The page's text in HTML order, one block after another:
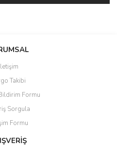
siz yapın!
görüntülenemiyor.
bulunuyor.
pahalı.
olmalı.
Takibi
Formu
Sorgula
Formu